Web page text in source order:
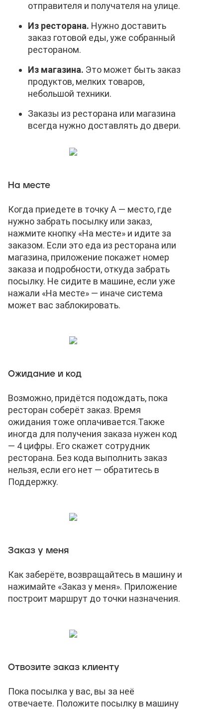
отправителя и получателя на улице.
Из ресторана. Нужно доставить
заказ готовой еды, уже собранный
рестораном.
Из магазина. Это может быть заказ
продуктов, мелких товаров,
небольшой техники.
Заказы из ресторана или магазина
всегда нужно доставлять до двери.
На месте
Когда приедете в точку А — место, где
нужно забрать посылку или заказ,
нажмите кнопку «На месте» и идите за
заказом. Если это еда из ресторана или
магазина, приложение покажет номер
заказа и подробности, откуда забрать
посылку. Не сидите в машине, если уже
нажали «На месте» — иначе система
может вас заблокировать.
Ожидание и код
Возможно, придётся подождать, пока
ресторан соберёт заказ. Время
ожидания тоже оплачивается.Также
иногда для получения заказа нужен код
— 4 цифры. Его скажет сотрудник
ресторана. Без кода выполнить заказ
нельзя, если его нет — обратитесь в
Поддержку.
Заказ у меня
Как заберёте, возвращайтесь в машину и
нажимайте «Заказ у меня». Приложение
построит маршрут до точки назначения.
Отвозите заказ клиенту
Пока посылка у вас, вы за неё
отвечаете. Положите посылку в машину